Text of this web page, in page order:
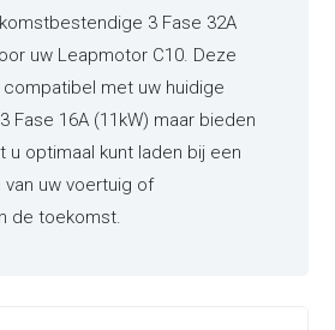
3 Fase 32A
uw Leapmotor C10. Deze
met uw huidige
Fase 16A (11kW) maar bieden
u optimaal kunt laden bij een
uw voertuig of
de toekomst.